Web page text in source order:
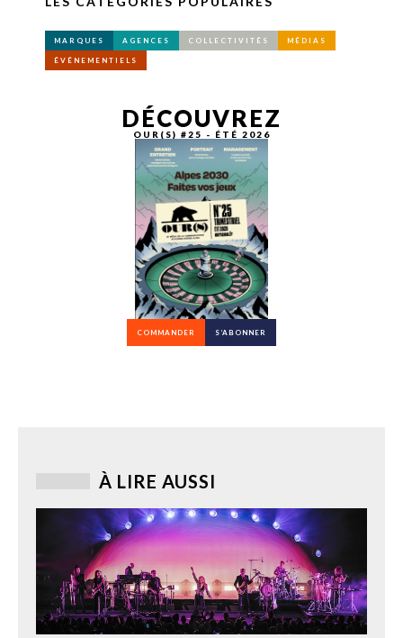
MARQUES AGENCES COLLECTIVITÉS MÉDIAS
ÉVÉNEMENTIELS
DÉCOUVREZ
OUR(S) #25 - ÉTÉ 2026
COMMANDER S’ABONNER
À LIRE AUSSI